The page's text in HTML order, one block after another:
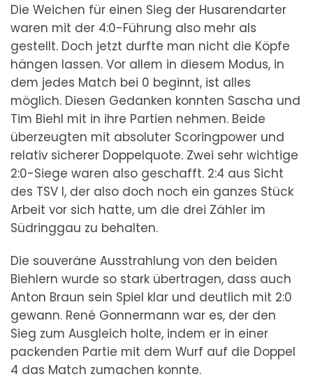
Die Weichen für einen Sieg der Husarendarter
waren mit der 4:0-Führung also mehr als
gestellt. Doch jetzt durfte man nicht die Köpfe
hängen lassen. Vor allem in diesem Modus, in
dem jedes Match bei 0 beginnt, ist alles
möglich. Diesen Gedanken konnten Sascha und
Tim Biehl mit in ihre Partien nehmen. Beide
überzeugten mit absoluter Scoringpower und
relativ sicherer Doppelquote. Zwei sehr wichtige
2:0-Siege waren also geschafft. 2:4 aus Sicht
des TSV I, der also doch noch ein ganzes Stück
Arbeit vor sich hatte, um die drei Zähler im
Südringgau zu behalten.
Die souveräne Ausstrahlung von den beiden
Biehlern wurde so stark übertragen, dass auch
Anton Braun sein Spiel klar und deutlich mit 2:0
gewann. René Gonnermann war es, der den
Sieg zum Ausgleich holte, indem er in einer
packenden Partie mit dem Wurf auf die Doppel
4 das Match zumachen konnte.